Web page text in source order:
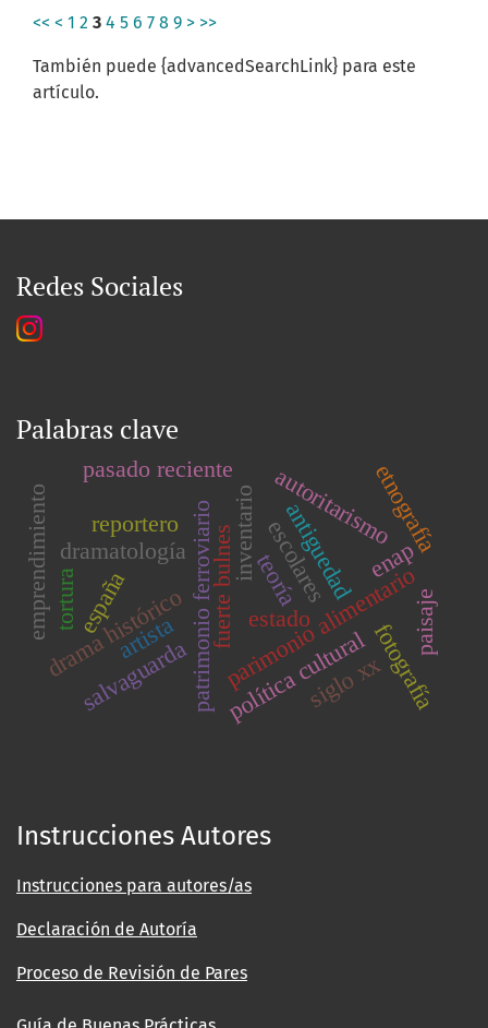
<< < 1 2 3 4 5 6 7 8 9 > >>
También puede {advancedSearchLink} para este
artículo.
Redes Sociales
Palabras clave
escolares
parimonio alimentario
patrimonio ferroviario
dramatología
drama histórico fuerte bulnes
salvaguarda
antiguedad
inventario
estado
autoritarismo
política culturalfotografía
siglo xx
españa
etnografía
paisaje
pasado reciente
enap
reportero
emprendimientotortura teoría
artista
Instrucciones Autores
Instrucciones para autores/as
Declaración de Autoría
Proceso de Revisión de Pares